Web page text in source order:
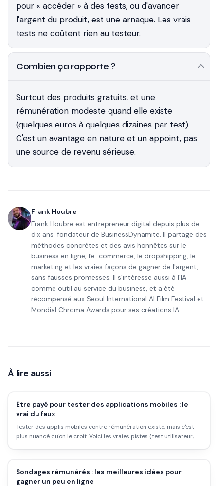
pour « accéder » à des tests, ou d'avancer
l'argent du produit, est une arnaque. Les vrais
tests ne coûtent rien au testeur.
Combien ça rapporte ?
Surtout des produits gratuits, et une
rémunération modeste quand elle existe
(quelques euros à quelques dizaines par test).
C'est un avantage en nature et un appoint, pas
une source de revenu sérieuse.
Frank Houbre
Frank Houbre est entrepreneur digital depuis plus de
dix ans, fondateur de BusinessDynamite. Il partage des
méthodes concrètes et des avis honnêtes sur le
business en ligne, l'e-commerce, le dropshipping, le
marketing et les vraies façons de gagner de l'argent,
sans fausses promesses. Il s'intéresse aussi à l'IA
comme outil au service du business, et a été
récompensé aux Seoul International AI Film Festival et
Mondial Chroma Awards pour ses créations IA.
À lire aussi
Être payé pour tester des applications mobiles : le
vrai du faux
Tester des applis mobiles contre rémunération existe, mais c'est
plus nuancé qu'on le croit. Voici les vraies pistes (test utilisateur,
Sondages rémunérés : les meilleures idées pour
gagner un peu en ligne